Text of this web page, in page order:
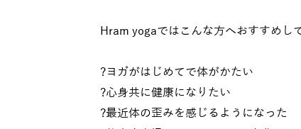
Hram yogaではこんな方へおすすめし
?ヨガがはじめてで体がかたい
?心身共に健康になりたい
?最近体の歪みを感じるようになった